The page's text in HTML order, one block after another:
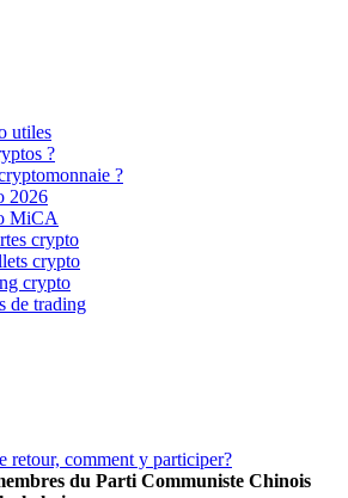
utiles
?
?
2026
MiCA
crypto
crypto
crypto
de trading
du Parti Communiste Chinois